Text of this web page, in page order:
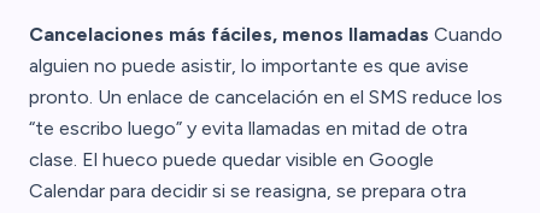
Cancelaciones más fáciles, menos llamadas Cuando
alguien no puede asistir, lo importante es que avise
pronto. Un enlace de cancelación en el SMS reduce los
“te escribo luego” y evita llamadas en mitad de otra
clase. El hueco puede quedar visible en Google
Calendar para decidir si se reasigna, se prepara otra